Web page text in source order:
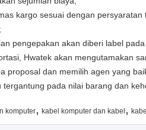
kargo sesuai dengan
pengepakan akan diberi label
Hwatek akan mengutamakan
proposal dan memilih agen yang
pada nilai barang dan
komputer, kabel komputer dan kabel ,